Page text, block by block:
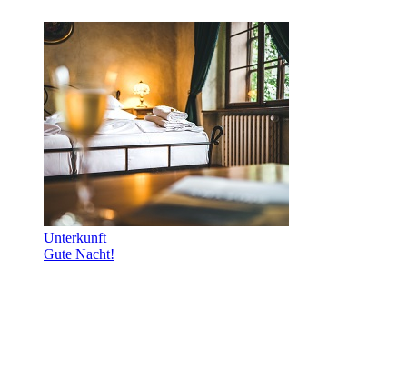
Unterkunft
Gute Nacht!